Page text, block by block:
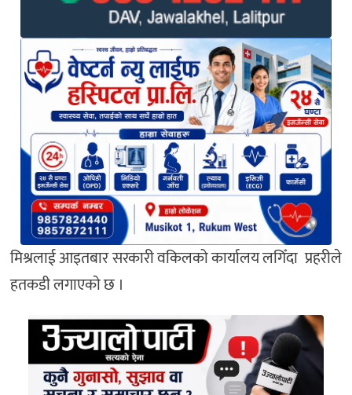
मिश्रलाई आइतबार सरकारी वकिलको कार्यालय लगिँदा प्रहरीले
हतकडी लगाएकाे छ ।